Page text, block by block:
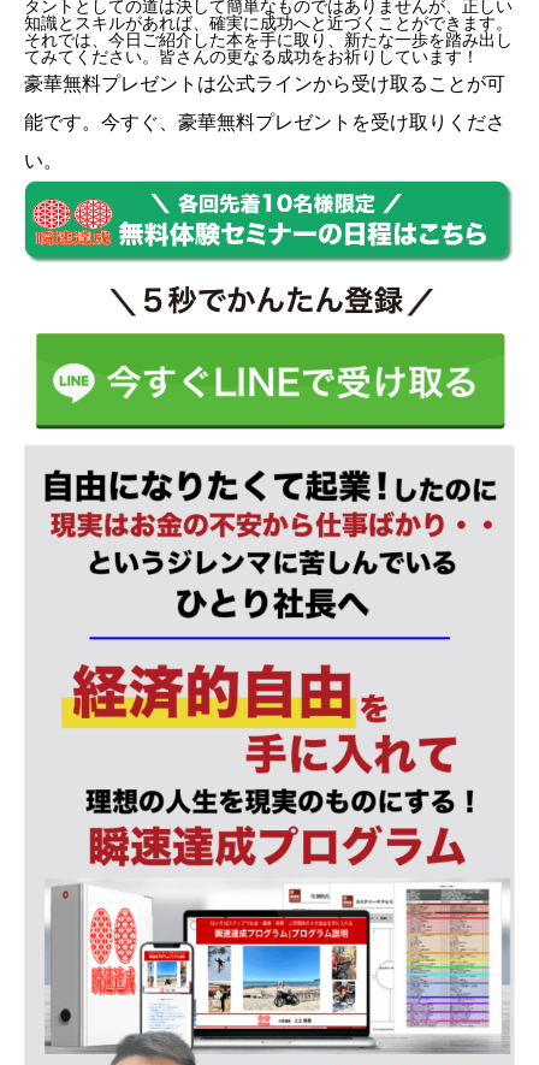
タントとしての道は決して簡単なものではありませんが、正しい
知識とスキルがあれば、確実に成功へと近づくことができます。
それでは、今日ご紹介した本を手に取り、新たな一歩を踏み出し
てみてください。皆さんの更なる成功をお祈りしています！
豪華無料プレゼントは公式ラインから受け取ることが可
能です。今すぐ、豪華無料プレゼントを受け取りくださ
い。